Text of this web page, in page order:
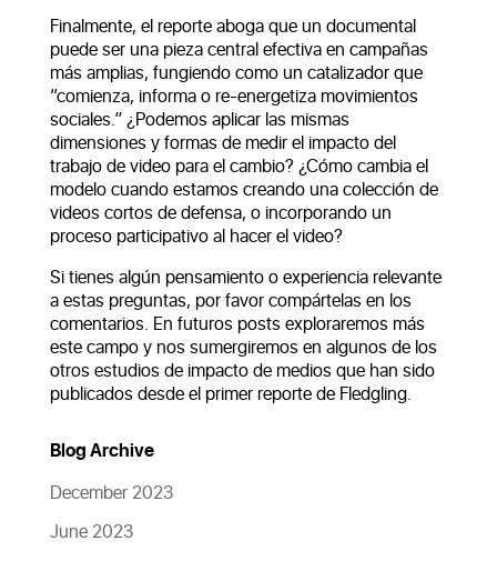
Finalmente, el reporte aboga que un documental
puede ser una pieza central efectiva en campañas
más amplias, fungiendo como un catalizador que
“comienza, informa o re-energetiza movimientos
sociales.” ¿Podemos aplicar las mismas
dimensiones y formas de medir el impacto del
trabajo de video para el cambio? ¿Cómo cambia el
modelo cuando estamos creando una colección de
videos cortos de defensa, o incorporando un
proceso participativo al hacer el video?
Si tienes algún pensamiento o experiencia relevante
a estas preguntas, por favor compártelas en los
comentarios. En futuros posts exploraremos más
este campo y nos sumergiremos en algunos de los
otros estudios de impacto de medios que han sido
publicados desde el primer reporte de Fledgling.
Blog Archive
December 2023
June 2023